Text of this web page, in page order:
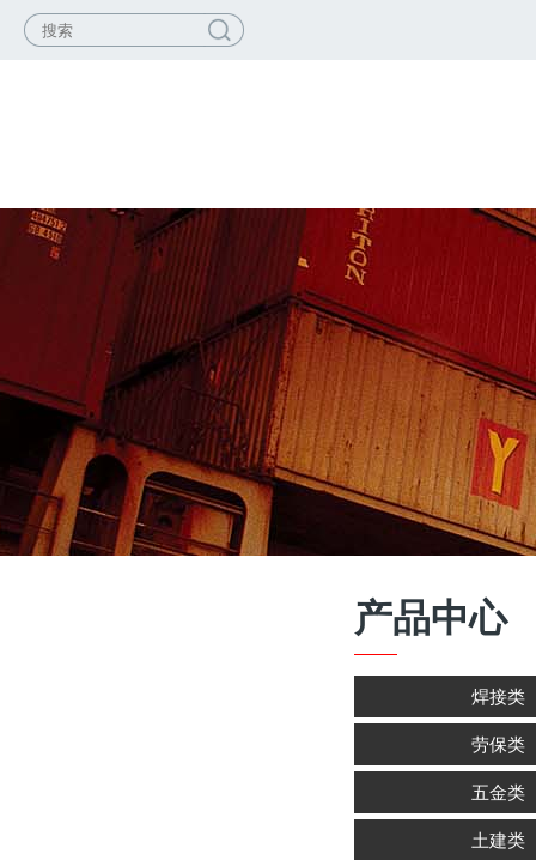
产品中心
焊接类
劳保类
五金类
土建类